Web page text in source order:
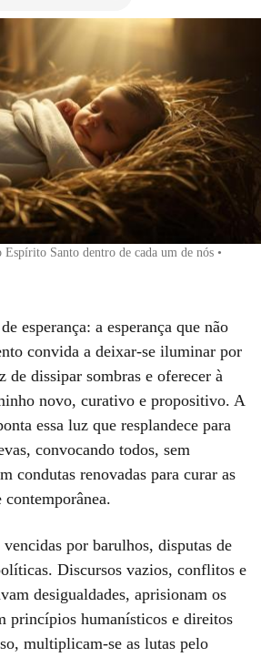
Espírito Santo dentro de cada um de nós •
esperança: a esperança que não
convida a deixar-se iluminar por
de dissipar sombras e oferecer à
novo, curativo e propositivo. A
essa luz que resplandece para
convocando todos, sem
condutas renovadas para curar as
contemporânea.
vencidas por barulhos, disputas de
Discursos vazios, conflitos e
desigualdades, aprisionam os
princípios humanísticos e direitos
multiplicam-se as lutas pelo